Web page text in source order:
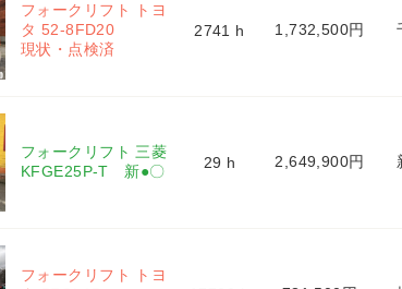
フォークリフト トヨ
タ 52-8FD20
現状・点検済
2741 h 1,732,500円
フォークリフト 三菱
29 h 2,649,900円
フォークリフト トヨ